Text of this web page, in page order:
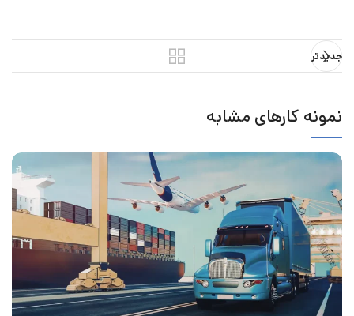
جدیدتر
نمونه کارهای مشابه